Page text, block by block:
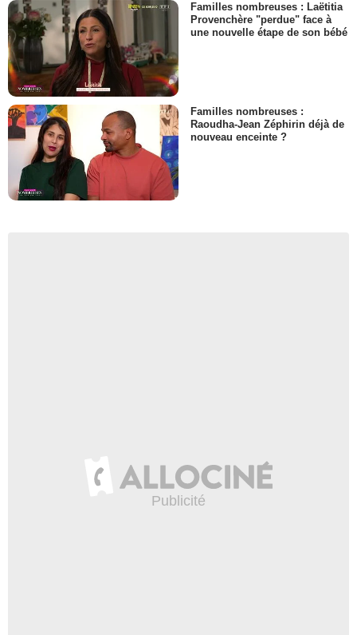
Familles nombreuses : Laëtitia
Provenchère "perdue" face à
une nouvelle étape de son bébé
Familles nombreuses :
Raoudha-Jean Zéphirin déjà de
nouveau enceinte ?